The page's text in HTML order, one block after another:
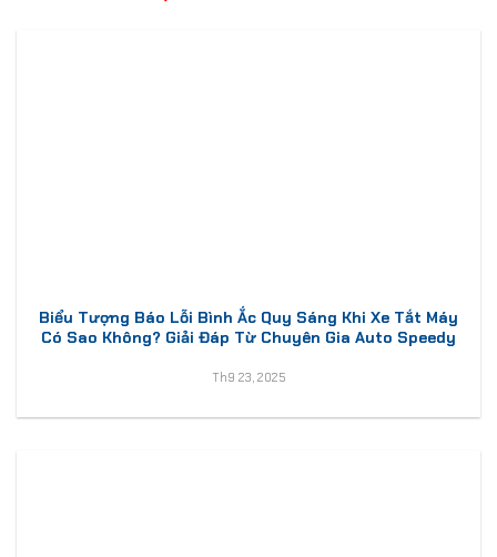
Biểu Tượng Báo Lỗi Bình Ắc Quy Sáng Khi Xe Tắt Máy
Có Sao Không? Giải Đáp Từ Chuyên Gia Auto Speedy
Th9 23, 2025